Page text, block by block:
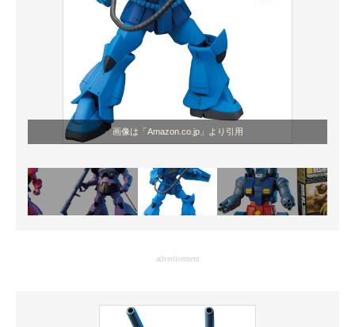
画像は「Amazon.co.jp」より引用
advertisement